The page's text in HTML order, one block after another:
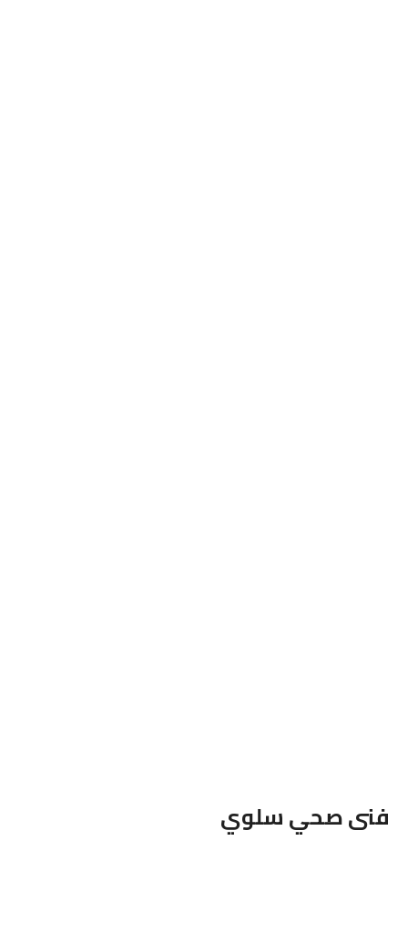
فنى صحيسلوي